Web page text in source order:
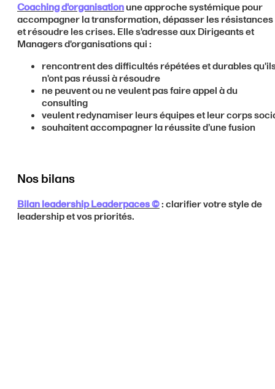
Coaching d'organisationune approche systémique pour
accompagner la transformation, dépasser les résistances
et résoudre les crises. Elle s'adresse aux Dirigeants et
Managers d'organisations qui :
rencontrent des difficultés répétées et durables
n'ont pas réussi à résoudre
ne peuvent ou ne veulent pas faire appel à du
consulting
veulent redynamiser leurs équipes et leur corps
souhaitent accompagner la réussite d’une fusion
Nos bilans
Bilan leadership Leaderpaces ©: clarifier votre style de
leadership et vos priorités.